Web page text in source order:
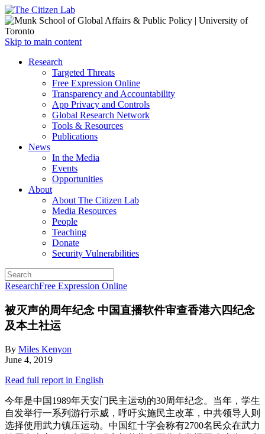
Open
menu
Skip to main content
Close
Research
Targeted Threats
Free Expression Online
Transparency and Accountability
App Privacy and Controls
Global Research Network
Tools & Resources
Publications
News
In the Media
Events
Opportunities
About
About The Citizen Lab
Media Resources
People
Teaching
Donate
Security Vulnerabilities
ResearchFree Expression Online
被灭声的周年纪念 中国直播软件审查香港六四纪念
及本土社运
By Miles Kenyon
June 4, 2019
Read full report in English
今年是中国1989年天安门民主运动的30周年纪念。当年，学生
自发举行一系列游行示威，呼吁实施民主改革，中共领导人则
选择使用武力镇压运动。中国红十字会称有2700名民众在武力